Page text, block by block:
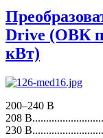
Drive (ОВК
кВт)
200–240 В
208
230